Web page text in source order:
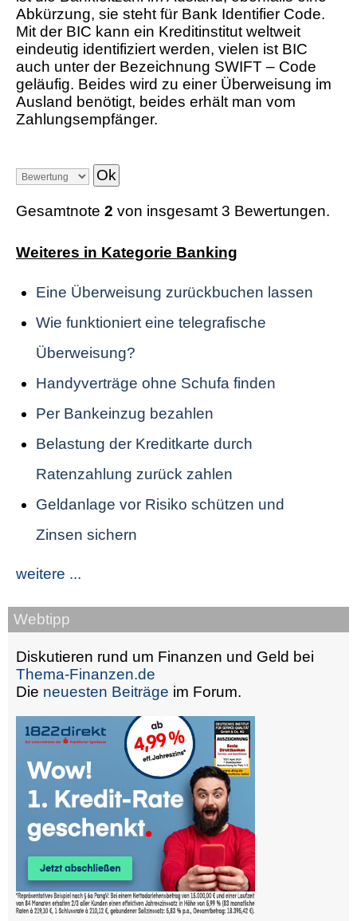
Abkürzung, sie steht für Bank Identifier Code.
Mit der BIC kann ein Kreditinstitut weltweit
eindeutig identifiziert werden, vielen ist BIC
auch unter der Bezeichnung SWIFT – Code
geläufig. Beides wird zu einer Überweisung im
Ausland benötigt, beides erhält man vom
Zahlungsempfänger.
Gesamtnote 2 von insgesamt 3 Bewertungen.
Weiteres in Kategorie Banking
Eine Überweisung zurückbuchen lassen
Wie funktioniert eine telegrafische
Überweisung?
Handyverträge ohne Schufa finden
Per Bankeinzug bezahlen
Belastung der Kreditkarte durch
Ratenzahlung zurück zahlen
Geldanlage vor Risiko schützen und
Zinsen sichern
weitere ...
Webtipp
Diskutieren rund um Finanzen und Geld bei
Thema-Finanzen.de
Die neuesten Beiträge im Forum.